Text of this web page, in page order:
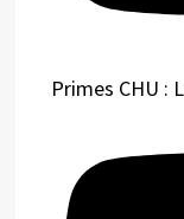
Primes CHU :